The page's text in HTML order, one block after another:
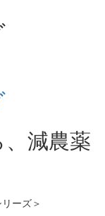
減農薬
ーズ＞